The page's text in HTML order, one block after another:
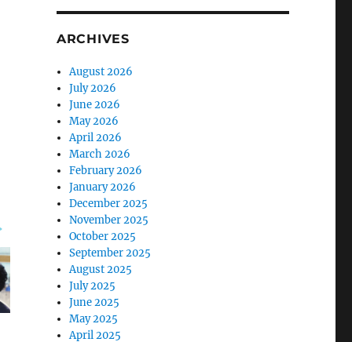
ARCHIVES
August 2026
July 2026
June 2026
May 2026
April 2026
March 2026
February 2026
January 2026
December 2025
November 2025
October 2025
September 2025
August 2025
July 2025
June 2025
May 2025
April 2025